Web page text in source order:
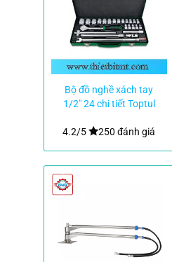
Bộ đồ nghề xách tay
1/2″ 24 chi tiết Toptul
4.2/5
250 đánh giá